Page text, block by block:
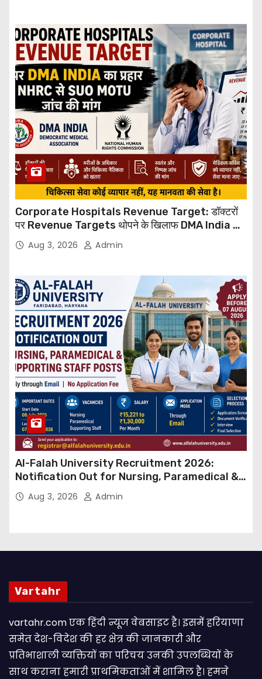
Corporate Hospitals Revenue Target: डॉक्टरों
पर Revenue Targets थोपने के खिलाफ DMA India का
बड़ा कदम, NHRC से Suo Motu जांच की मांग
Aug 3, 2026 Admin
Al-Falah University Recruitment 2026:
Notification Out for Nursing, Paramedical &
Supporting Staff Posts, Apply Through Email
Aug 3, 2026 Admin
Vartahr
vartahr.com एक हिंदी न्यूज वेबसाइट है। इसमें हरियाणा
समेत देश-विदेश की हर क्षेत्र की जानकारी और
प्रतिभाशाली व्यक्तियों का परिचय उनकी उपलब्धियों के
साथ कराना हमारी प्राथमिकताओं में शामिल है। हमने